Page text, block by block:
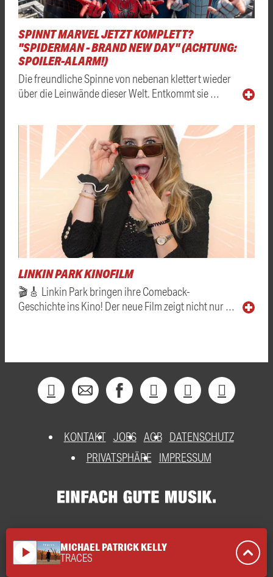
SPINNT MARVEL JETZT KOMPLETT?
"SPIDERMAN - BRAND NEW DAY" (ACHTUNG:
SPOILER-ALARM!)
Die freundliche Spinne von nebenan klettert wieder
über die Leinwände dieser Welt. Entkommt sie …
LINKIN PARK KINOFILM
🎬🎸 Linkin Park bringen ihre Comeback-
Geschichte ins Kino! Der neue Film zeigt nicht nur …
KONTAKT JOBS AGB DATENSCHUTZ
PRIVATSPHÄRE
IMPRESSUM
play_arrow MICHAEL PATRICK KELLY
TRACES